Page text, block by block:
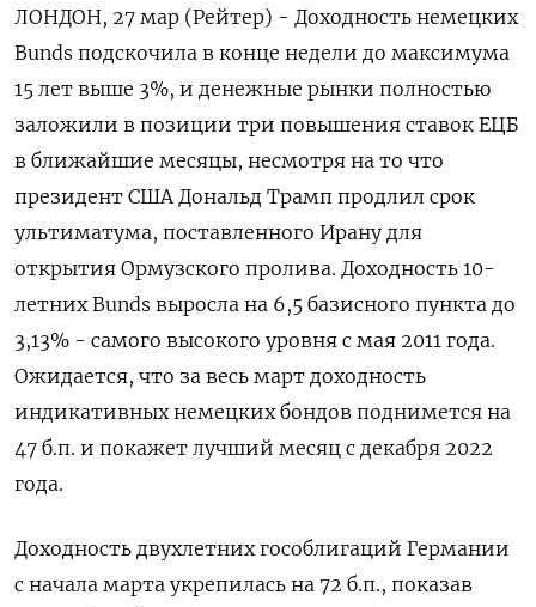
ЛОНДОН, 27 мар (Рейтер) - Доходность немецких
Bunds подскочила в конце недели до максимума
15 лет выше 3%, ‌и денежные рынки полностью
заложили в позиции три повышения ставок ЕЦБ
в ближайшие месяцы, несмотря на то что
президент ​США Дональд Трамп продлил ​срок
ультиматума, ​поставленного Ирану ⁠для
открытия Ормузского пролива. Доходность 10-
летних Bunds выросла ‌на 6,5 базисного пункта до
3,13% - ‌самого высокого уровня с мая 2011 года.
Ожидается, что за ​весь март доходность
индикативных немецких бондов поднимется на
‌47 б.п. и покажет лучший месяц с ​декабря 2022
года.
Доходность двухлетних гособлигаций Германии
с начала марта укрепилась ‌на 72 б.п., показав